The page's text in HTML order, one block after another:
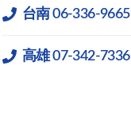
台南 06-336-9665
高雄 07-342-7336